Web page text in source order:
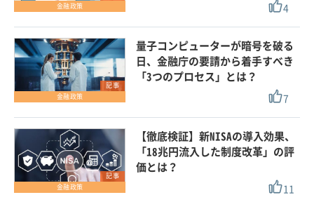
金融政策
4
記事
金融政策
量子コンピューターが暗号を破る
日、金融庁の要請から着手すべき
「3つのプロセス」とは？
7
記事
金融政策
【徹底検証】新NISAの導入効果、
「18兆円流入した制度改革」の評
価とは？
11